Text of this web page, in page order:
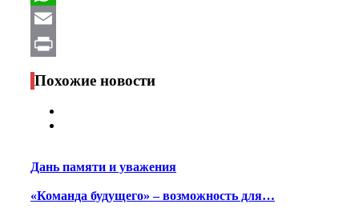
WhatsApp
Email
Print
Похожие новости
Дань памяти и уважения
«Команда будущего» – возможность для…